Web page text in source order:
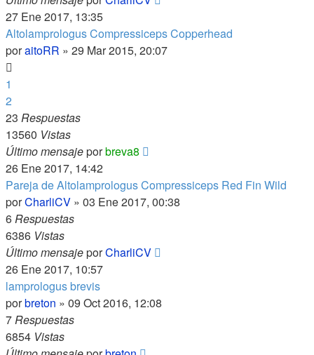
27 Ene 2017, 13:35
Altolamprologus Compressiceps Copperhead
poraitoRR » 29 Mar 2015, 20:07
1
2
23 Respuestas
13560 Vistas
Último mensajeporbreva8
26 Ene 2017, 14:42
Pareja de Altolamprologus Compressiceps Red Fin Wild
porCharliCV » 03 Ene 2017, 00:38
6Respuestas
6386 Vistas
Último mensajeporCharliCV
26 Ene 2017, 10:57
lamprologus brevis
porbreton » 09 Oct 2016, 12:08
7Respuestas
6854 Vistas